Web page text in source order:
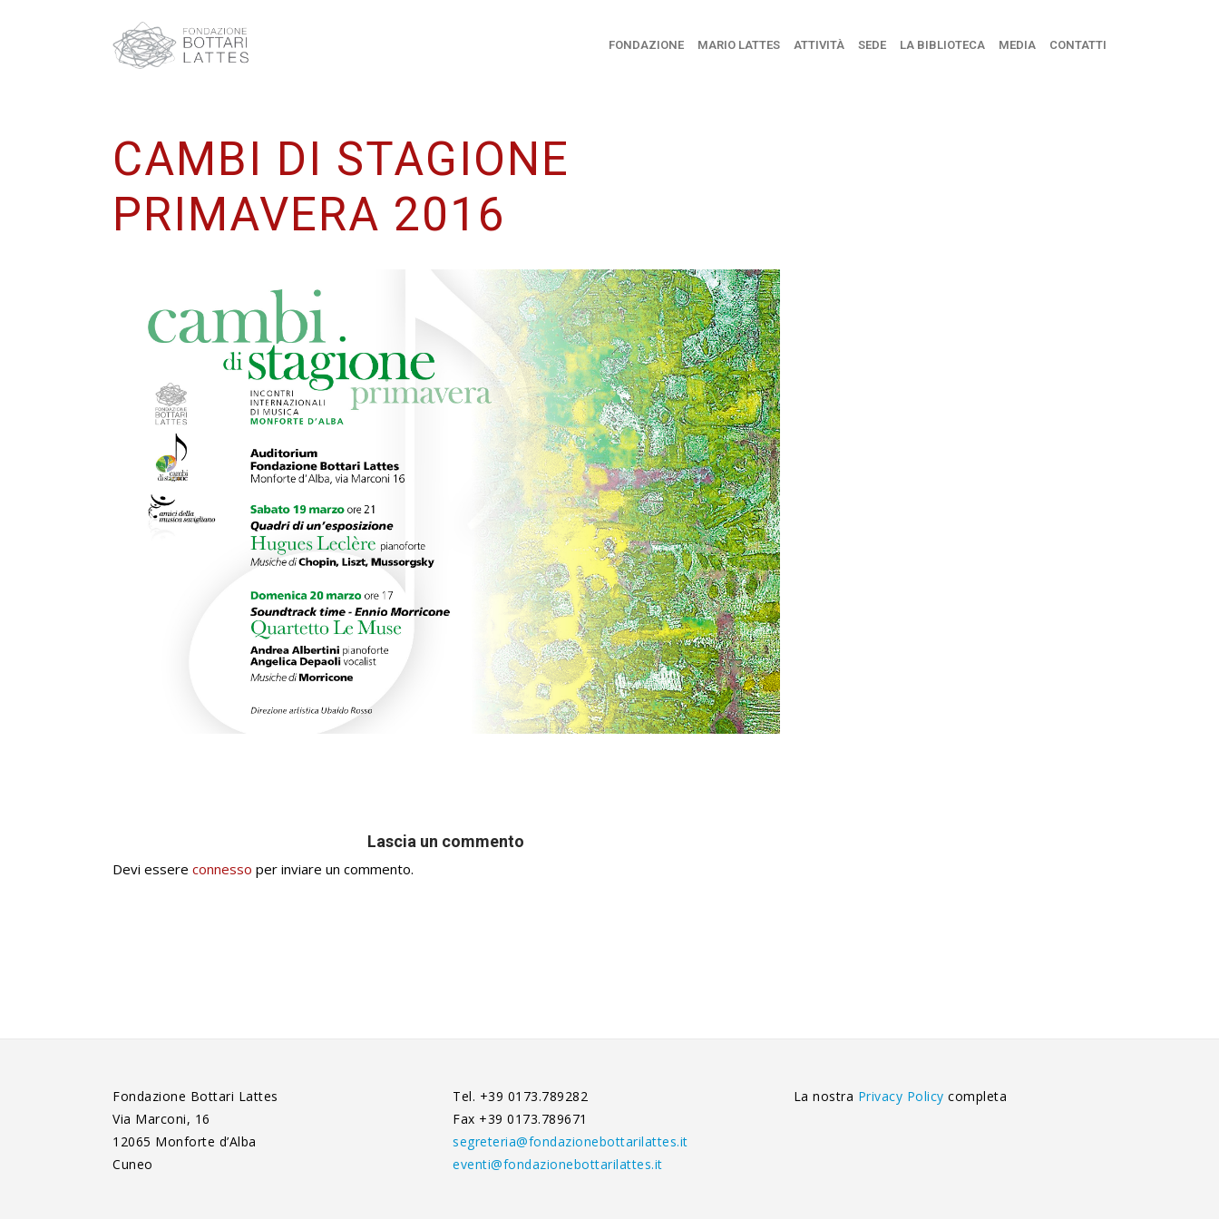
FONDAZIONE MARIO LATTES ATTIVITÀ SEDE LA BIBLIOTECA MEDIA CONTATTI
CAMBI DI STAGIONE
PRIMAVERA 2016
Lascia un commento
Devi essere connesso per inviare un commento.
Fondazione Bottari Lattes
Via Marconi, 16
12065 Monforte d’Alba
Cuneo
Tel. +39 0173.789282
Fax +39 0173.789671
segreteria@fondazionebottarilattes.it
eventi@fondazionebottarilattes.it
La nostra Privacy Policycompleta